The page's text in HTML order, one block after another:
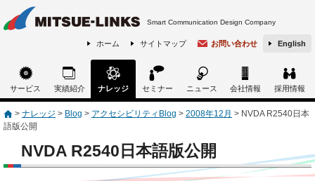
Smart Communication Design Company
ホーム サイトマップ お問い合わせ English
サービス 実績紹介 ナレッジ セミナー ニュース 会社情報 採用情報
> ナレッジ > Blog > アクセシビリティBlog > 2008年12月 > NVDA R2540日本
語版公開
NVDA R2540日本語版公開